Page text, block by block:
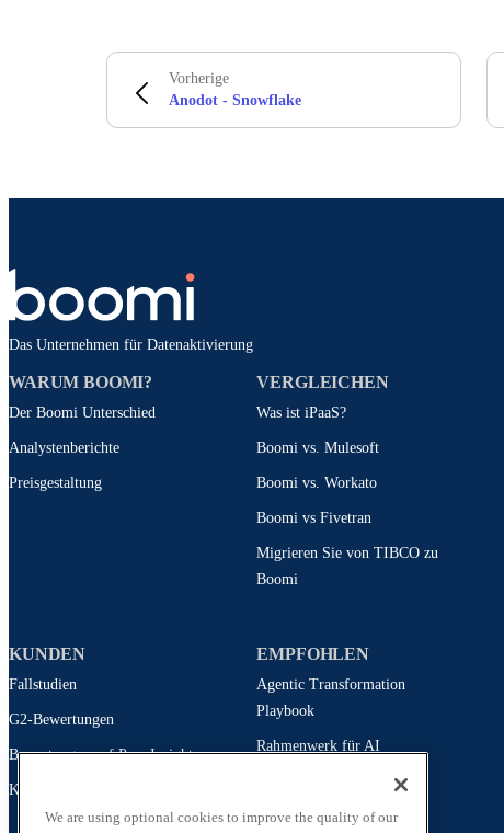
Vorherige
Anodot - Snowflake
Das Unternehmen für Datenaktivierung
WARUM BOOMI?
Der Boomi Unterschied
Analystenberichte
Preisgestaltung
VERGLEICHEN
Was ist iPaaS?
Boomi vs. Mulesoft
Boomi vs. Workato
Boomi vs Fivetran
Migrieren Sie von TIBCO zu
Boomi
KUNDEN
Fallstudien
G2-Bewertungen
Bewertungen auf Peer Insights
Kundenvertretung
EMPFOHLEN
Agentic Transformation
Playbook
Rahmenwerk für AI
We are using optional cookies to improve the quality of our